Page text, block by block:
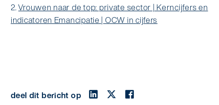
2.Vrouwen naar de top: private sector | Kerncijfers en
indicatoren Emancipatie | OCW in cijfers
deel dit bericht op